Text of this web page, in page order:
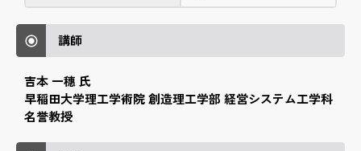
講師
吉本 一穗 氏
早稲田大学理工学術院 創造理工学部 経営システム工学科
名誉教授